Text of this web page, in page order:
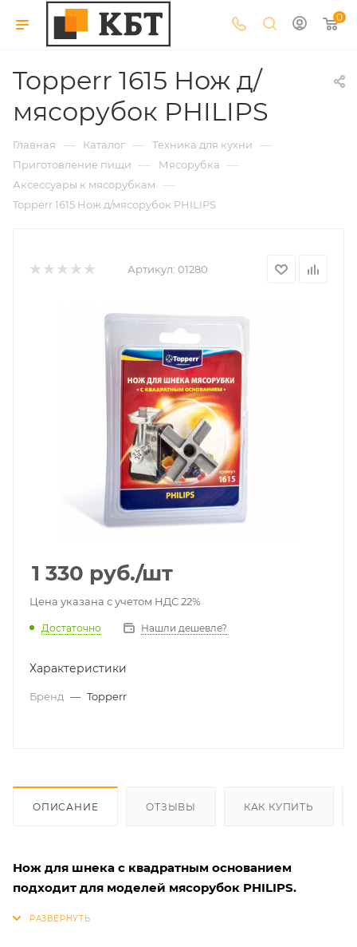
0
Topperr 1615 Нож д/
мясорубок PHILIPS
Главная — Каталог — Техника для кухни —
Приготовление пищи — Мясорубка —
Аксессуары к мясорубкам —
Topperr 1615 Нож д/мясорубок PHILIPS
Артикул: 01280
1 330 руб./шт
Цена указана с учетом НДС 22%
Достаточно Нашли дешевле?
Характеристики
Бренд — Topperr
ОПИСАНИЕ ОТЗЫВЫ КАК КУПИТЬ
Нож для шнека с квадратным основанием
подходит для моделей мясорубок PHILIPS.